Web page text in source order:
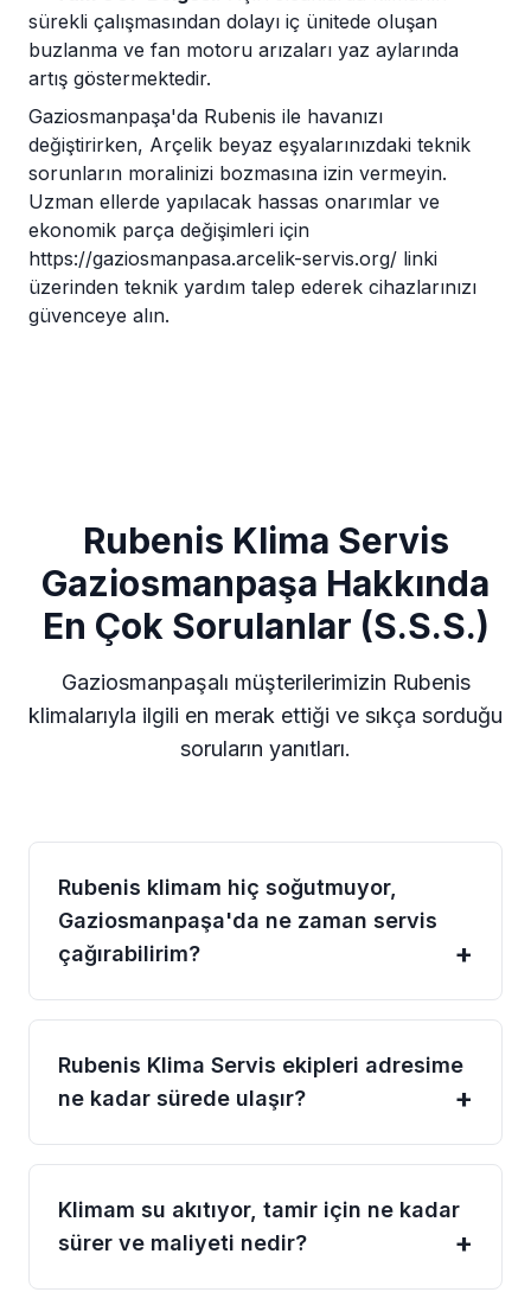
sürekli çalışmasından dolayı iç ünitede oluşan
buzlanma ve fan motoru arızaları yaz aylarında
artış göstermektedir.
Gaziosmanpaşa'da Rubenis ile havanızı
değiştirirken, Arçelik beyaz eşyalarınızdaki teknik
sorunların moralinizi bozmasına izin vermeyin.
Uzman ellerde yapılacak hassas onarımlar ve
ekonomik parça değişimleri için
https://gaziosmanpasa.arcelik-servis.org/ linki
üzerinden teknik yardım talep ederek cihazlarınızı
güvenceye alın.
Rubenis Klima Servis
Gaziosmanpaşa Hakkında
En Çok Sorulanlar (S.S.S.)
Gaziosmanpaşalı müşterilerimizin Rubenis
klimalarıyla ilgili en merak ettiği ve sıkça sorduğu
soruların yanıtları.
Rubenis klimam hiç soğutmuyor,
Gaziosmanpaşa'da ne zaman servis
çağırabilirim?
Rubenis Klima Servis ekipleri adresime
ne kadar sürede ulaşır?
Klimam su akıtıyor, tamir için ne kadar
sürer ve maliyeti nedir?